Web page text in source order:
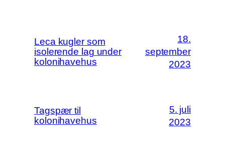
Leca kugler som
isolerende lag under
kolonihavehus
18.
september
2023
Tagspær til
kolonihavehus
5. juli
2023